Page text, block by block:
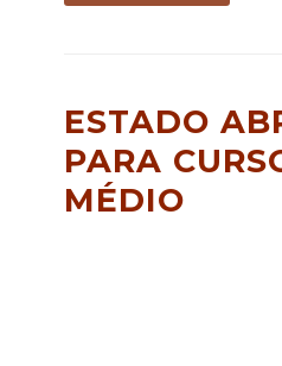
ESTADO
PARA
MÉDIO